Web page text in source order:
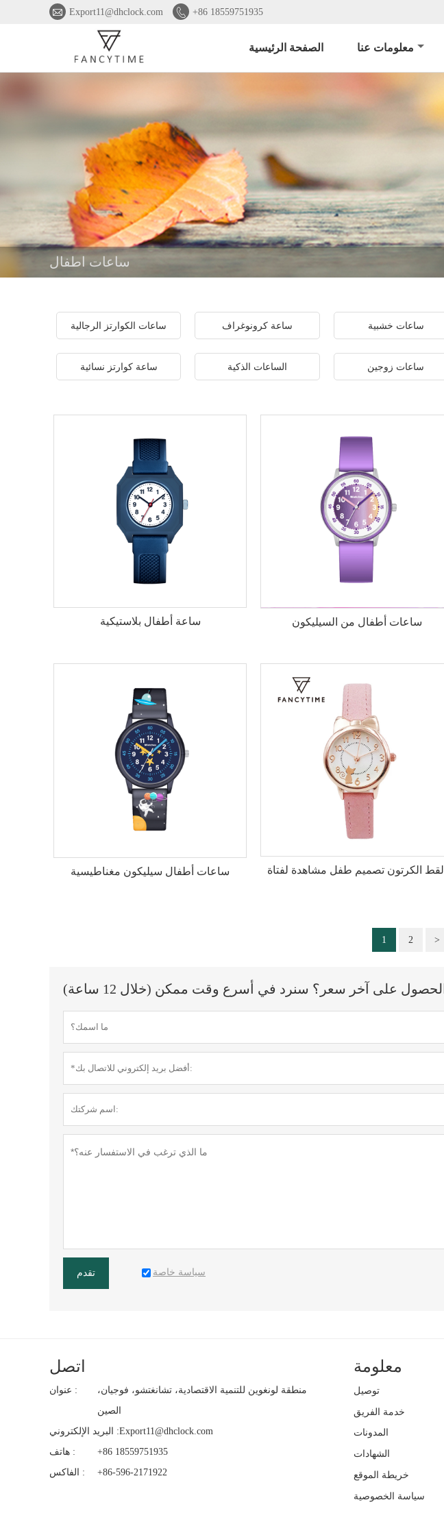
 Export11@dhclock.com  +86 18559751935
الصفحة الرئيسية معلومات عنا
ساعات اطفال
ساعات الكوارتز الرجالية ساعة كرونوغراف ساعات خشبية
ساعة كوارتز نسائية الساعات الذكية ساعات زوجين
ساعة أطفال بلاستيكية ساعات أطفال من السيليكون
ساعات أطفال سيليكون مغناطيسية القط الكرتون تصميم طفل مشاهدة لفتاة
1 2 >
الحصول على آخر سعر؟ سنرد في أسرع وقت ممكن (خلال 12 ساعة)
تقدم سياسة خاصة
اتصل
عنوان :
منطقة لونغوين للتنمية الاقتصادية، تشانغتشو، فوجيان،
الصين
البريد الإلكتروني :Export11@dhclock.com
هاتف :
+86 18559751935
الفاكس :
+86-596-2171922
معلومة
توصيل
خدمة الفريق
المدونات
الشهادات
خريطة الموقع
سياسة الخصوصية